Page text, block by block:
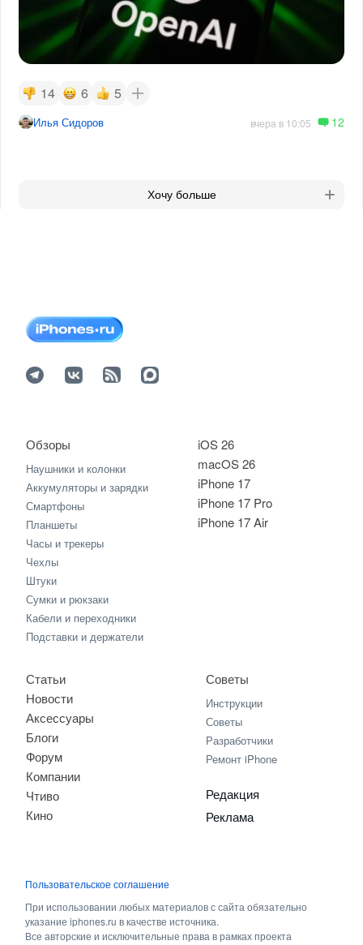
14 6 5
Илья Сидоров вчера в 10:05 12
Хочу больше
iOS 26
macOS 26
iPhone 17
iPhone 17 Pro
iPhone 17 Air
Обзоры
Наушники и колонки
Аккумуляторы и зарядки
Смартфоны
Планшеты
Часы и трекеры
Чехлы
Штуки
Сумки и рюкзаки
Кабели и переходники
Подставки и держатели
Статьи
Новости
Аксессуары
Блоги
Форум
Компании
Чтиво
Кино
Советы
Инструкции
Советы
Разработчики
Ремонт iPhone
Редакция
Реклама
Пользовательское соглашение
При использовании любых материалов с сайта обязательно
указание iphones.ru в качестве источника.
Все авторские и исключительные права в рамках проекта